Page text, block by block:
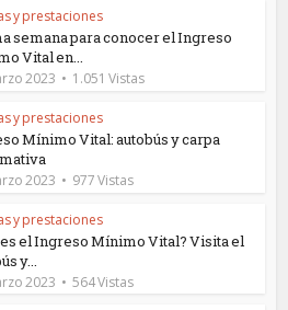
y prestaciones
semana para conocer el Ingreso
Vital en...
2023 1.051 Vistas
y prestaciones
Mínimo Vital: autobús y carpa
2023 977 Vistas
y prestaciones
es el Ingreso Mínimo Vital? Visita el
y...
2023 564 Vistas